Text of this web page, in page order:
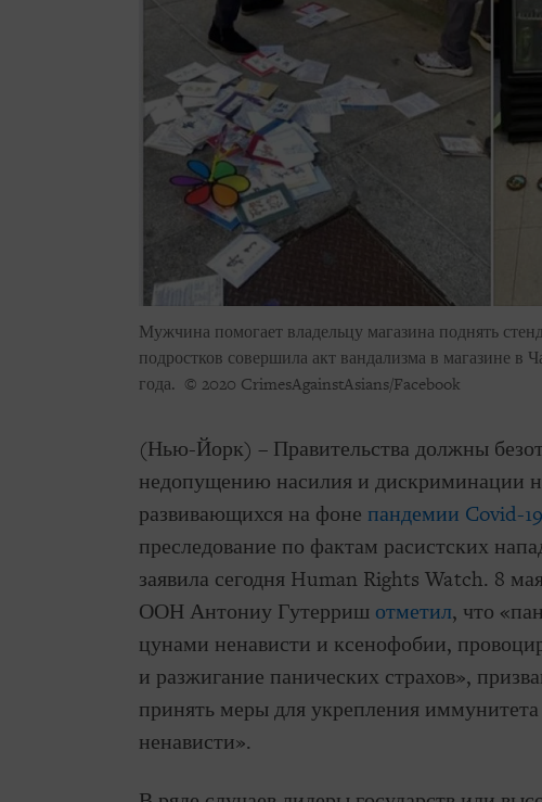
Мужчина помогает владельцу магазина поднять
подростков совершила акт вандализма в магазине в
года. © 2020 CrimesAgainstAsians/Facebook
(Нью-Йорк) – Правительства должны
недопущению насилия и дискриминации
развивающихся на фоне пандемии Covid-19
преследование по фактам расистских
заявила сегодня Human Rights Watch. 8
ООН Антониу Гутерриш отметил, что
цунами ненависти и ксенофобии,
и разжигание панических страхов»,
принять меры для укрепления
ненависти».